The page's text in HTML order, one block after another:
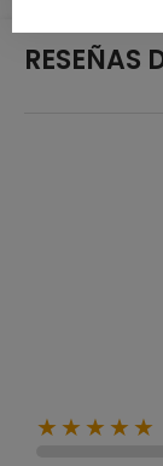
RESEÑAS
★★★★★